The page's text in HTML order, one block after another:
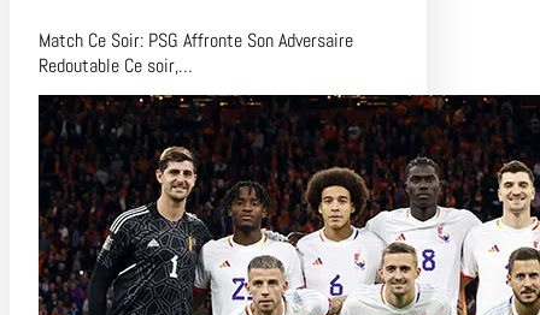
Match Ce Soir: PSG Affronte Son Adversaire
Redoutable Ce soir,…